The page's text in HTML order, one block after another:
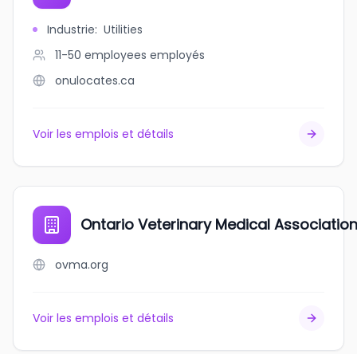
Industrie: Utilities
11-50 employees employés
onulocates.ca
Voir les emplois et détails
Ontario Veterinary Medical Association
ovma.org
Voir les emplois et détails